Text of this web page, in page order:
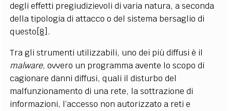
degli effetti pregiudizievoli di varia natura, a seconda
della tipologia di attacco o del sistema bersaglio di
questo [8] .
Tra gli strumenti utilizzabili, uno dei più diffusi è il
malware, ovvero un programma avente lo scopo di
cagionare danni diffusi, quali il disturbo del
malfunzionamento di una rete, la sottrazione di
informazioni, l’accesso non autorizzato a reti e